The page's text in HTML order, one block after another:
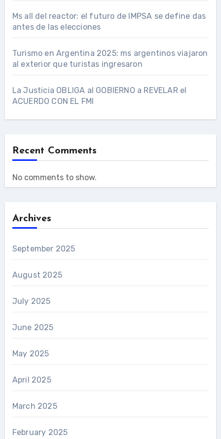
Ms all del reactor: el futuro de IMPSA se define das
antes de las elecciones
Turismo en Argentina 2025: ms argentinos viajaron
al exterior que turistas ingresaron
La Justicia OBLIGA al GOBIERNO a REVELAR el
ACUERDO CON EL FMI
Recent Comments
No comments to show.
Archives
September 2025
August 2025
July 2025
June 2025
May 2025
April 2025
March 2025
February 2025